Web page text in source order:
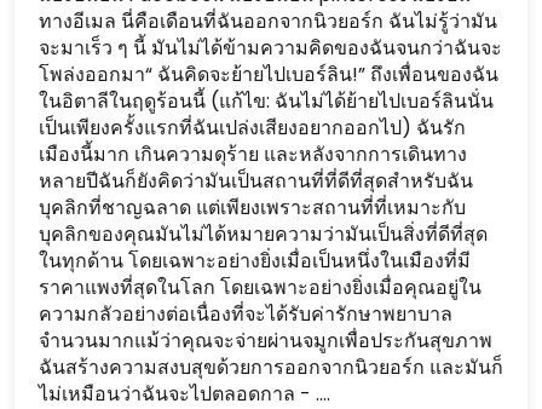
ทางอีเมล นี่คือเดือนที่ฉันออกจากนิวยอร์ก ฉันไม่รู้ว่ามัน
จะมาเร็ว ๆ นี้ มันไม่ได้ข้ามความคิดของฉันจนกว่าฉันจะ
โพล่งออกมา“ ฉันคิดจะย้ายไปเบอร์ลิน!” ถึงเพื่อนของฉัน
ในอิตาลีในฤดูร้อนนี้ (แก้ไข: ฉันไม่ได้ย้ายไปเบอร์ลินนั่น
เป็นเพียงครั้งแรกที่ฉันเปล่งเสียงอยากออกไป) ฉันรัก
เมืองนี้มาก เกินความดุร้าย และหลังจากการเดินทาง
หลายปีฉันก็ยังคิดว่ามันเป็นสถานที่ที่ดีที่สุดสำหรับฉัน
บุคลิกที่ชาญฉลาด แต่เพียงเพราะสถานที่ที่เหมาะกับ
บุคลิกของคุณมันไม่ได้หมายความว่ามันเป็นสิ่งที่ดีที่สุด
ในทุกด้าน โดยเฉพาะอย่างยิ่งเมื่อเป็นหนึ่งในเมืองที่มี
ราคาแพงที่สุดในโลก โดยเฉพาะอย่างยิ่งเมื่อคุณอยู่ใน
ความกลัวอย่างต่อเนื่องที่จะได้รับค่ารักษาพยาบาล
จำนวนมากแม้ว่าคุณจะจ่ายผ่านจมูกเพื่อประกันสุขภาพ
ฉันสร้างความสงบสุขด้วยการออกจากนิวยอร์ก และมันก็
ไม่เหมือนว่าฉันจะไปตลอดกาล - ....